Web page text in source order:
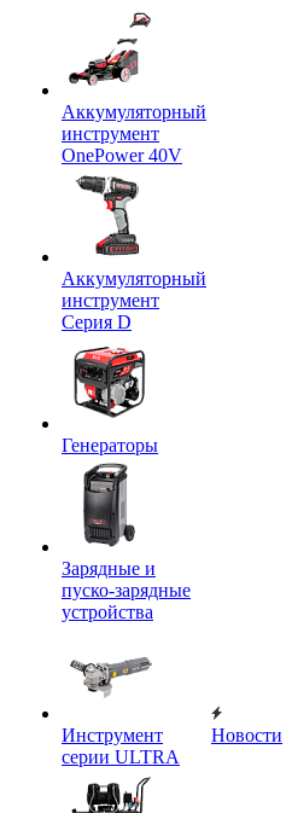
Аккумуляторный
инструмент
OnePower 40V
Аккумуляторный
инструмент
Серия D
Генераторы
Зарядные и
пуско-зарядные
устройства
Инструмент
серии ULTRA
Новости